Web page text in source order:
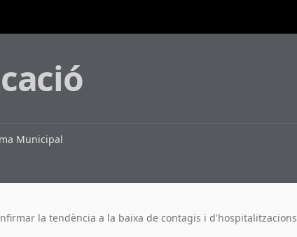
Municipal
la tendència a la baixa de contagis i d'hospitalitzacions